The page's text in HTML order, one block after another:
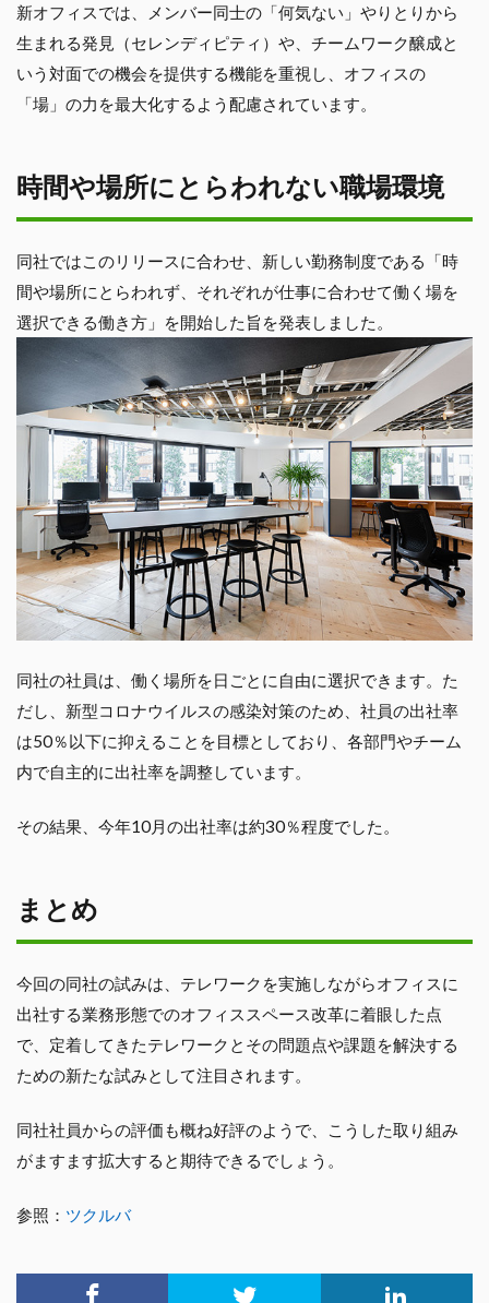
新オフィスでは、メンバー同士の「何気ない」やりとりから
生まれる発見（セレンディピティ）や、チームワーク醸成と
いう対面での機会を提供する機能を重視し、オフィスの
「場」の力を最大化するよう配慮されています。
時間や場所にとらわれない職場環境
同社ではこのリリースに合わせ、新しい勤務制度である「時
間や場所にとらわれず、それぞれが仕事に合わせて働く場を
選択できる働き方」を開始した旨を発表しました。
同社の社員は、働く場所を日ごとに自由に選択できます。た
だし、新型コロナウイルスの感染対策のため、社員の出社率
は50％以下に抑えることを目標としており、各部門やチーム
内で自主的に出社率を調整しています。
その結果、今年10月の出社率は約30％程度でした。
まとめ
今回の同社の試みは、テレワークを実施しながらオフィスに
出社する業務形態でのオフィススペース改革に着眼した点
で、定着してきたテレワークとその問題点や課題を解決する
ための新たな試みとして注目されます。
同社社員からの評価も概ね好評のようで、こうした取り組み
がますます拡大すると期待できるでしょう。
参照： ツクルバ